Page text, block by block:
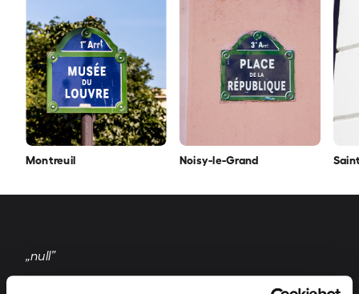
Montreuil Noisy-le-Grand
„null”